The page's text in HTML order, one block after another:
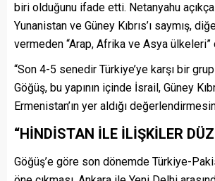
biri olduğunu ifade etti. Netanyahu
Yunanistan ve Güney Kıbrıs’ı saymış,
vermeden “Arap, Afrika ve Asya
“Son 4-5 senedir Türkiye’ye karşı bir
Göğüş, bu yapının içinde İsrail, Güney
Ermenistan’ın yer aldığı
“HİNDİSTAN İLE İLİŞKİLER
Göğüş’e göre son dönemde Türkiye-